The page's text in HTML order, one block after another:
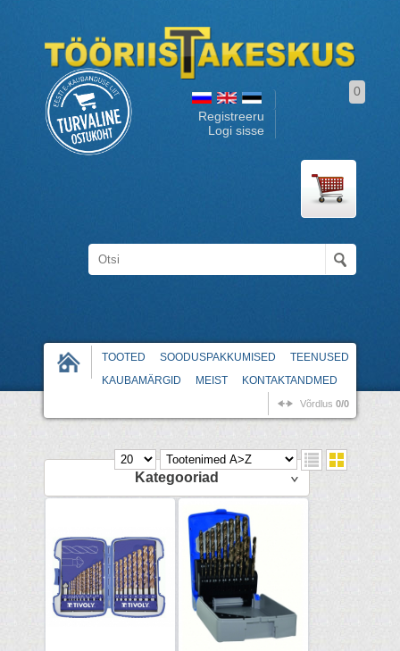
Registreeru
Logi sisse
0
TOOTED SOODUSPAKKUMISED
TEENUSED
KAUBAMÄRGID
MEIST KONTAKTANDMED
Võrdlus 0/0
Kategooriad